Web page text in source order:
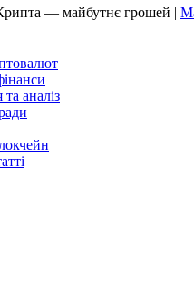
— майбутнє грошей |
аналіз